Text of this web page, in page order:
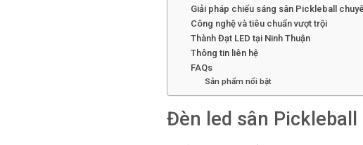
Giải pháp chiếu sáng sân Pickleball
Công nghệ và tiêu chuẩn vượt trội
Thành Đạt LED tại Ninh Thuận
Thông tin liên hệ
FAQs
Sản phẩm nổi bật
Đèn led sân